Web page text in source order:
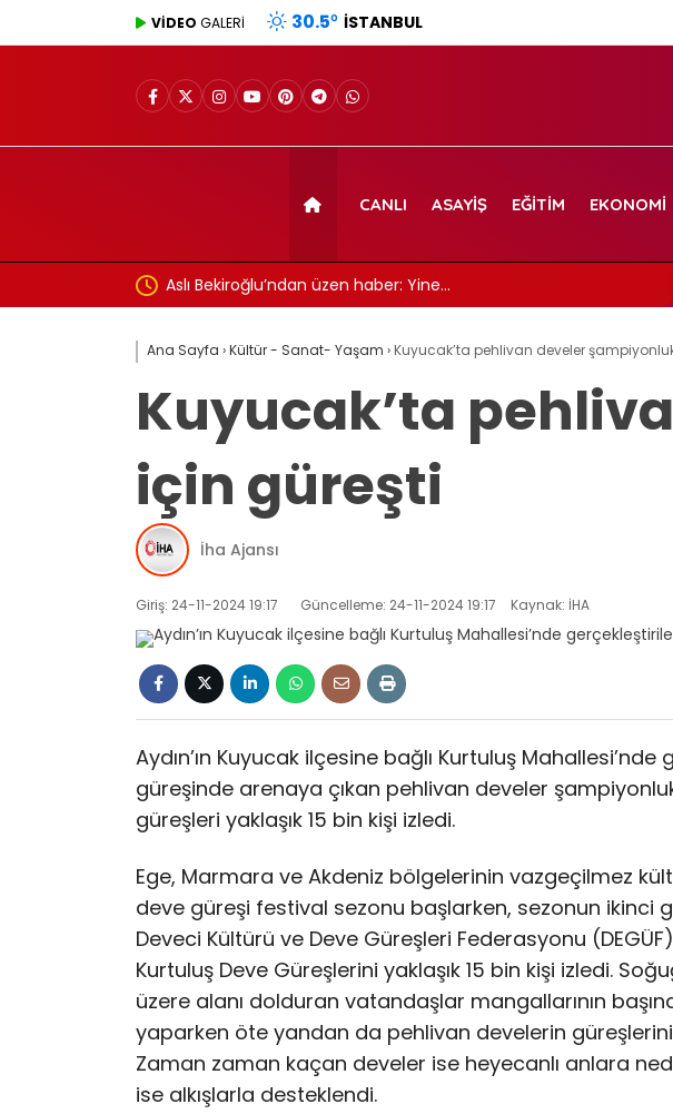
VİDEO GALERİ 30.5° İSTANBUL
CANLI ASAYIŞ EĞITIM EKONOMI
Aslı Bekiroğlu’ndan üzen haber: Yine…
Ana Sayfa ›Kültür - Sanat- Yaşam › Kuyucak’ta pehlivan develer
Kuyucak’ta
için güreşti
İha Ajansı
Giriş: 24-11-2024 19:17 Güncelleme: 24-11-2024 19:17 Kaynak: İHA
Aydın’ın Kuyucak ilçesine bağlı Kurtuluş
güreşinde arenaya çıkan pehlivan develer
güreşleri yaklaşık 15 bin kişi izledi.
Ege, Marmara ve Akdeniz bölgelerinin vazgeçilmez
deve güreşi festival sezonu başlarken, sezonun ikinci
Deveci Kültürü ve Deve Güreşleri Federasyonu
Kurtuluş Deve Güreşlerini yaklaşık 15 bin kişi izledi.
üzere alanı dolduran vatandaşlar mangallarının
yaparken öte yandan da pehlivan develerin
Zaman zaman kaçan develer ise heyecanlı anlara
ise alkışlarla desteklendi.